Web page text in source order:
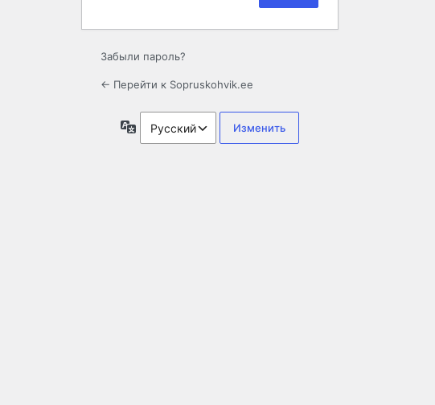
Забыли пароль?
← Перейти к Sopruskohvik.ee
Язык